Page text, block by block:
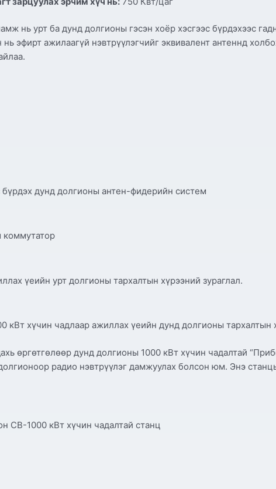
нь урт ба дунд долгионы гэсэн хоёр хэсгээс бүрдэхээс
эфирт ажилаагүй нэвтрүүлэгчийг эквивалент антеннд
дунд долгионы антен-фидерийн систем
коммутатор
үеийн урт долгионы тархалтын хүрээний зураглал.
кВт хүчин чадлаар ажиллах үеийн дунд долгионы тархалтын
өргөтгөлөөр дунд долгионы 1000 кВт хүчин чадалтай
радио нэвтрүүлэг дамжуулах болсон юм. Энэ
СВ-1000 кВт хүчин чадалтай станц